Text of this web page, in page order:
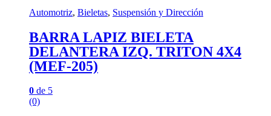
Automotriz, Bieletas, Suspensión y Dirección
BARRA LAPIZ BIELETA
DELANTERA IZQ. TRITON 4X4
(MEF-205)
0 de 5
(0)